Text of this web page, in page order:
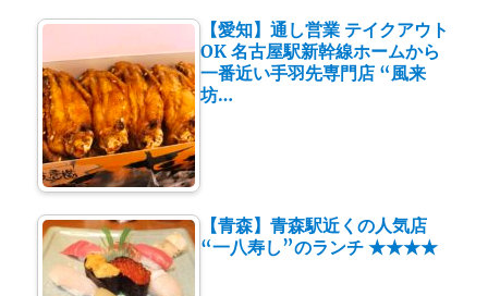
【愛知】通し営業 テイクアウト
OK 名古屋駅新幹線ホームから
一番近い手羽先専門店 “風来
坊…
【青森】青森駅近くの人気店
“一八寿し”のランチ ★★★★